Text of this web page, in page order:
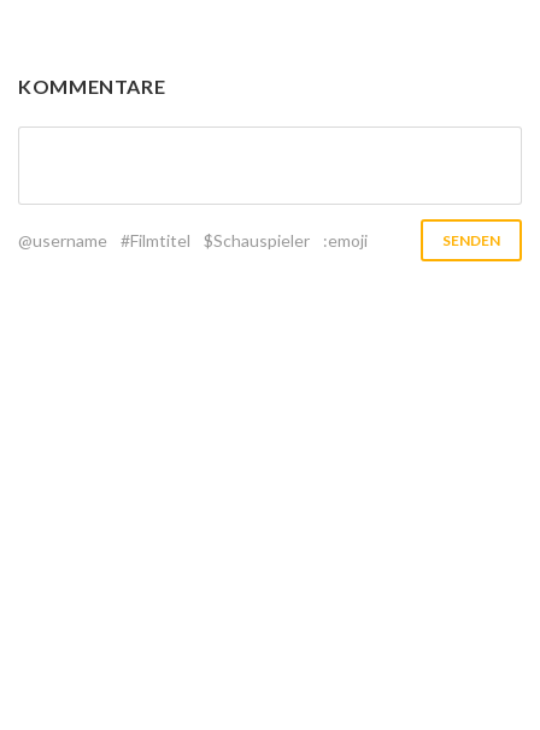
KOMMENTARE
@username #Filmtitel $Schauspieler :emoji